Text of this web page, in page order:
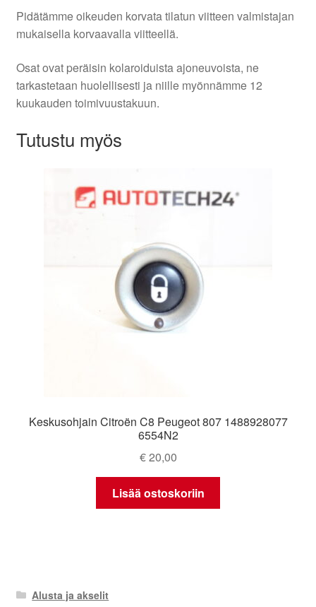
Pidätämme oikeuden korvata tilatun viitteen valmistajan
mukaisella korvaavalla viitteellä.
Osat ovat peräisin kolaroiduista ajoneuvoista, ne
tarkastetaan huolellisesti ja niille myönnämme 12
kuukauden toimivuustakuun.
Tutustu myös
Keskusohjain Citroën C8 Peugeot 807 1488928077
6554N2
€20,00
Lisää ostoskoriin
Alusta ja akselit